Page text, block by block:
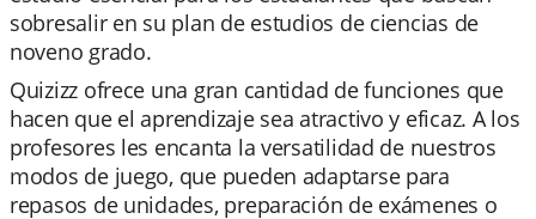
sobresalir en su plan de estudios de ciencias de
noveno grado.
Quizizz ofrece una gran cantidad de funciones que
hacen que el aprendizaje sea atractivo y eficaz. A los
profesores les encanta la versatilidad de nuestros
modos de juego, que pueden adaptarse para
repasos de unidades, preparación de exámenes o